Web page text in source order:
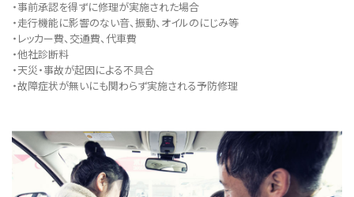
・事前承認を得ずに修理が実施された場合
・走行機能に影響のない音、振動、オイルのにじみ等
・レッカー費、交通費、代車費
・他社診断料
・天災・事故が起因による不具合
・故障症状が無いにも関わらず実施される予防修理